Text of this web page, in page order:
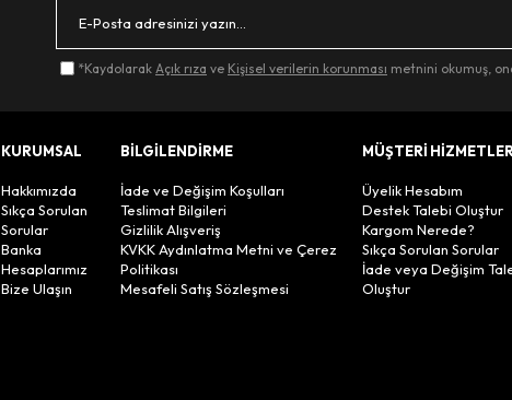
*Kaydolarak Açık rıza ve Kişisel verilerin korunması metnini okumuş,
KURUMSAL
Hakkımızda
Sıkça Sorulan
Sorular
Banka
Hesaplarımız
Bize Ulaşın
BİLGİLENDİRME
İade ve Değişim Koşulları
Teslimat Bilgileri
Gizlilik Alışveriş
KVKK Aydınlatma Metni ve Çerez
Politikası
Mesafeli Satış Sözleşmesi
MÜŞTERİ
Üyelik Hesabım
Destek Talebi Oluştur
Kargom Nerede?
Sıkça Sorulan Sorular
İade veya Değişim
Oluştur